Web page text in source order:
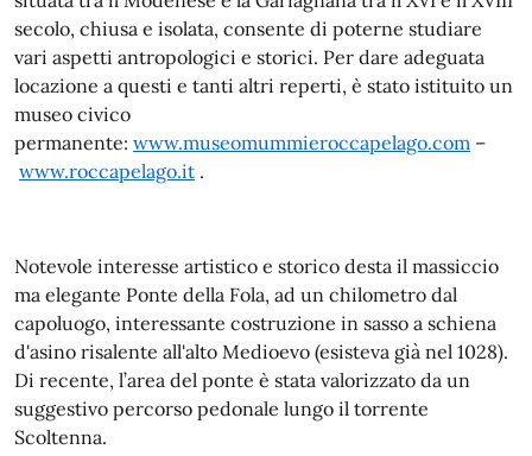
secolo, chiusa e isolata, consente di poterne studiare
vari aspetti antropologici e storici. Per dare adeguata
locazione a questi e tanti altri reperti, è stato istituito un
museo civico
permanente: www.museomummieroccapelago.com –
www.roccapelago.it .
Notevole interesse artistico e storico desta il massiccio
ma elegante Ponte della Fola, ad un chilometro dal
capoluogo, interessante costruzione in sasso a schiena
d'asino risalente all'alto Medioevo (esisteva già nel 1028).
Di recente, l’area del ponte è stata valorizzato da un
suggestivo percorso pedonale lungo il torrente
Scoltenna.